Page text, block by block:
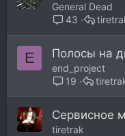
General Dead
43
E Полосы на
end_project
19
Сервисное
tiretrak